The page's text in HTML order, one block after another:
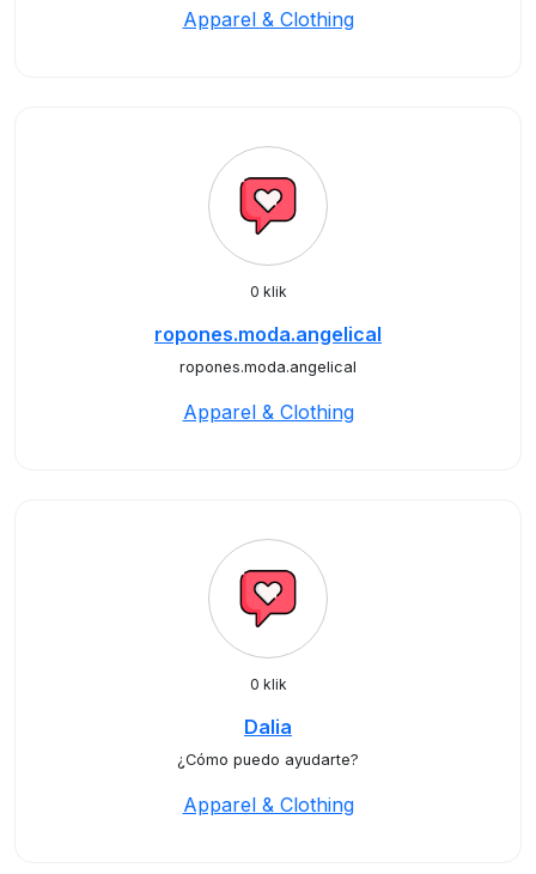
Apparel & Clothing
0 klik
ropones.moda.angelical
ropones.moda.angelical
Apparel & Clothing
0 klik
Dalia
¿Cómo puedo ayudarte?
Apparel & Clothing